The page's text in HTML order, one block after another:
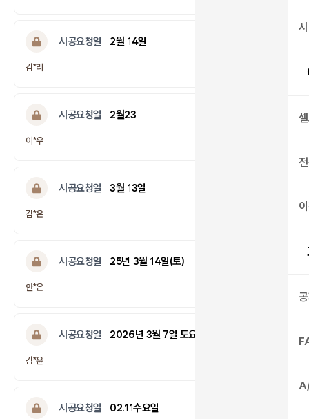
시공요청일 2월 14일
김*리
시공요청일 2월23
이*우
시공요청일 3월 13일
김*은
시공요청일 25년 3월 14일(토)
안*은
시공요청일 2026년 3월 7일 토요일 오후
김*윤
시공요청일 02.11수요일